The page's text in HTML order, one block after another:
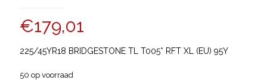
€179,01
225/45YR18 BRIDGESTONE TL T005* RFT XL (EU) 95Y
50 op voorraad